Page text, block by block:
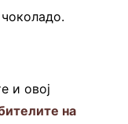
и овој
на